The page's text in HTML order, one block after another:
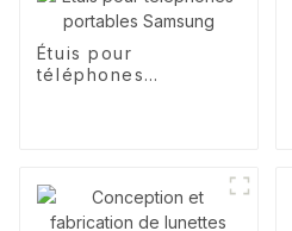
Étuis pour
téléphones